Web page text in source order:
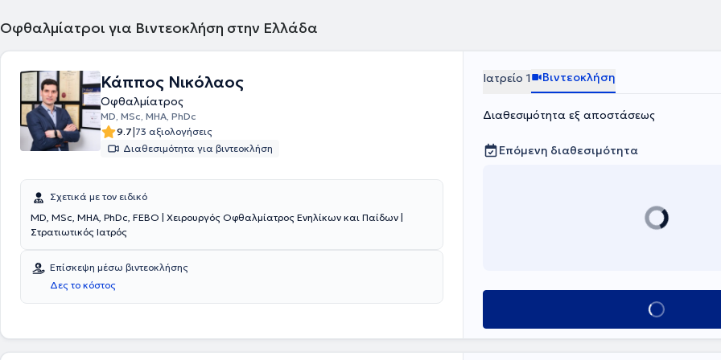
Οφθαλμίατροι για Βιντεοκλήση στην Ελλάδα
Κάππος Νικόλαος
Οφθαλμίατρος
MD, MSc, MHA, PhDc
9.7|73 αξιολογήσεις
Διαθεσιμότητα για βιντεοκλήση
Σχετικά με τον ειδικό
MD, MSc, MHA, PhDc, FEBO | Χειρουργός Οφθαλμίατρος Ενηλίκων και Παίδων |
Στρατιωτικός Ιατρός
Επίσκεψη μέσω βιντεοκλήσης
Δες το κόστος
Ιατρείο 1 Βιντεοκλήση
Διαθεσιμότητα εξ αποστάσεως
Επόμενη διαθεσιμότητα
Κλείσε ραντεβού